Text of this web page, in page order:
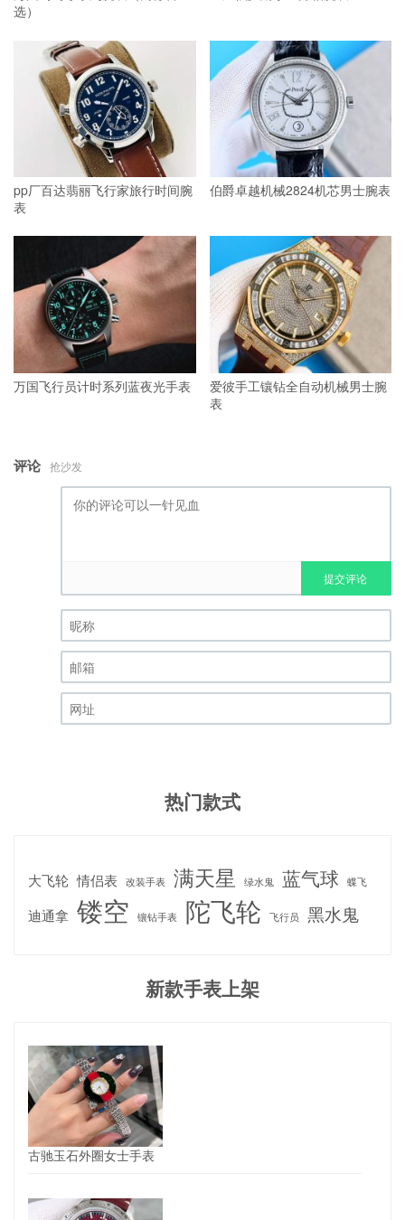
选）
pp厂百达翡丽飞行家旅行时间腕
表
伯爵卓越机械2824机芯男士腕表
万国飞行员计时系列蓝夜光手表
爱彼手工镶钻全自动机械男士腕
表
评论 抢沙发
提交评论
昵称 (必填)
邮箱 (必填)
热门款式
大飞轮 情侣表 改装手表 满天星 绿水鬼 蓝气球 蝶飞
迪通拿 镂空 镶钻手表 陀飞轮 飞行员 黑水鬼
新款手表上架
古驰玉石外圈女士手表